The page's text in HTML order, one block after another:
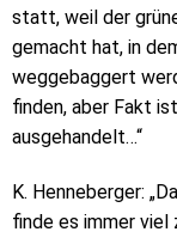
statt, weil der
gemacht hat, in
weggebaggert
finden, aber Fakt
ausgehandelt…“
K. Henneberger:
finde es immer viel